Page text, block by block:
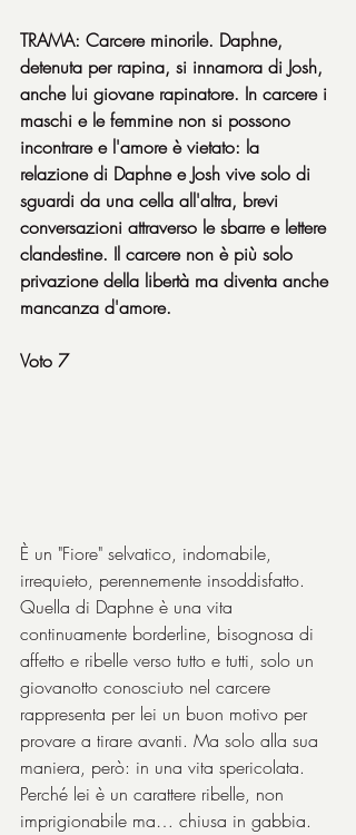
TRAMA: Carcere minorile. Daphne,
detenuta per rapina, si innamora di Josh,
anche lui giovane rapinatore. In carcere i
maschi e le femmine non si possono
incontrare e l'amore è vietato: la
relazione di Daphne e Josh vive solo di
sguardi da una cella all'altra, brevi
conversazioni attraverso le sbarre e lettere
clandestine. Il carcere non è più solo
privazione della libertà ma diventa anche
mancanza d'amore.
Voto 7
È un "Fiore" selvatico, indomabile,
irrequieto, perennemente insoddisfatto.
Quella di Daphne è una vita
continuamente borderline, bisognosa di
affetto e ribelle verso tutto e tutti, solo un
giovanotto conosciuto nel carcere
rappresenta per lei un buon motivo per
provare a tirare avanti. Ma solo alla sua
maniera, però: in una vita spericolata.
Perché lei è un carattere ribelle, non
imprigionabile ma… chiusa in gabbia.